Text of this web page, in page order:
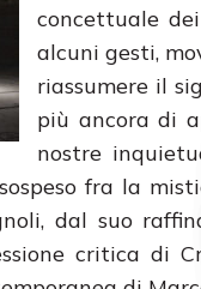
concettuale
alcuni gesti,
riassumere il
più ancora di
nostre
fra la
dal suo
critica di